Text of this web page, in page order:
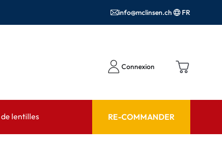
info@mclinsen.ch FR
Connexion
lentilles RE-COMMANDER